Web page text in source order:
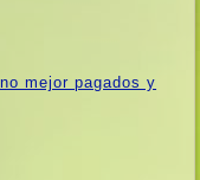
mejor pagados y